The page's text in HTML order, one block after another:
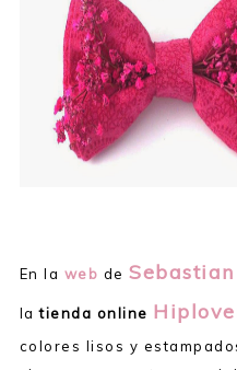
En la web de
latienda online
colores lisos y